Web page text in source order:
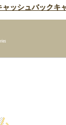
シュバックキャン